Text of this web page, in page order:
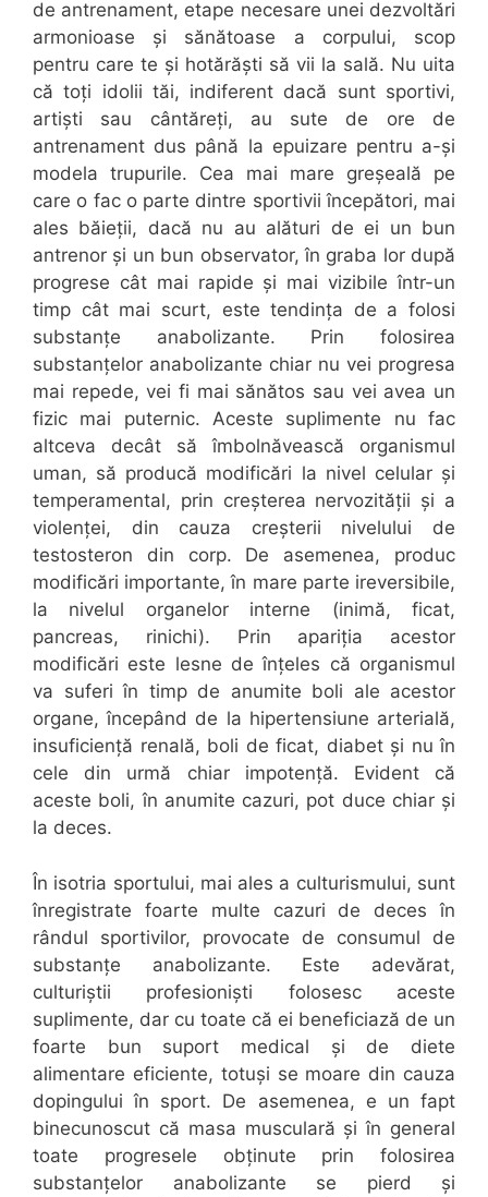
de antrenament, etape necesare unei dezvoltări
armonioase și sănătoase a corpului, scop
pentru care te și hotărăști să vii la sală. Nu uita
că toți idolii tăi, indiferent dacă sunt sportivi,
artiști sau cântăreți, au sute de ore de
antrenament dus până la epuizare pentru a-și
modela trupurile. Cea mai mare greșeală pe
care o fac o parte dintre sportivii începători, mai
ales băieții, dacă nu au alături de ei un bun
antrenor și un bun observator, în graba lor după
progrese cât mai rapide și mai vizibile într-un
timp cât mai scurt, este tendința de a folosi
substanțe anabolizante. Prin folosirea
substanțelor anabolizante chiar nu vei progresa
mai repede, vei fi mai sănătos sau vei avea un
fizic mai puternic. Aceste suplimente nu fac
altceva decât să îmbolnăvească organismul
uman, să producă modificări la nivel celular și
temperamental, prin creșterea nervozității și a
violenței, din cauza creșterii nivelului de
testosteron din corp. De asemenea, produc
modificări importante, în mare parte ireversibile,
la nivelul organelor interne (inimă, ficat,
pancreas, rinichi). Prin apariția acestor
modificări este lesne de înțeles că organismul
va suferi în timp de anumite boli ale acestor
organe, începând de la hipertensiune arterială,
insuficiență renală, boli de ficat, diabet și nu în
cele din urmă chiar impotență. Evident că
aceste boli, în anumite cazuri, pot duce chiar și
la deces.
În isotria sportului, mai ales a culturismului, sunt
înregistrate foarte multe cazuri de deces în
rândul sportivilor, provocate de consumul de
substanțe anabolizante. Este adevărat,
culturiștii profesioniști folosesc aceste
suplimente, dar cu toate că ei beneficiază de un
foarte bun suport medical și de diete
alimentare eficiente, totuși se moare din cauza
dopingului în sport. De asemenea, e un fapt
binecunoscut că masa musculară și în general
toate progresele obținute prin folosirea
substanțelor anabolizante se pierd și